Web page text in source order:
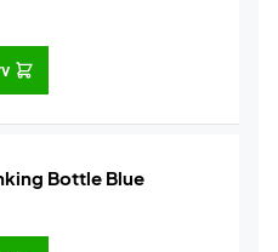
Bottle Blue